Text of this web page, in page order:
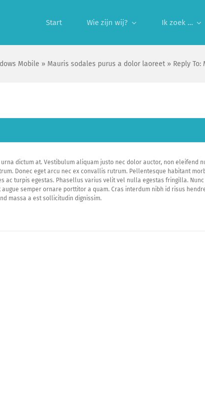
Start Wie zijn wij? Ik zoek …
Mobile » Mauris sodales purus a dolor laoreet » Reply
dictum at. Vestibulum aliquam justo nec dolor auctor, non eleifend
Donec eget arcu nec ex convallis rutrum. Pellentesque habitant
ac turpis egestas. Phasellus varius velit vel nulla egestas fringilla. Nunc
semper ornare porttitor a quam. Cras interdum nibh id risus
massa a est sollicitudin dignissim.